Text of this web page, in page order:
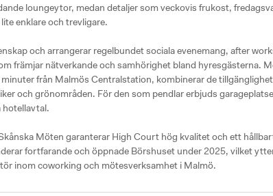
loungeytor, medan detaljer som veckovis frukost,
enklare och trevligare.
och arrangerar regelbundet sociala evenemang, after
främjar nätverkande och samhörighet bland hyresgästerna.
från Malmös Centralstation, kombinerar de
och grönområden. För den som pendlar erbjuds
hotellavtal.
Möten garanterar High Court hög kvalitet och ett
fortfarande och öppnade Börshuset under 2025, vilket
inom coworking och mötesverksamhet i Malmö.